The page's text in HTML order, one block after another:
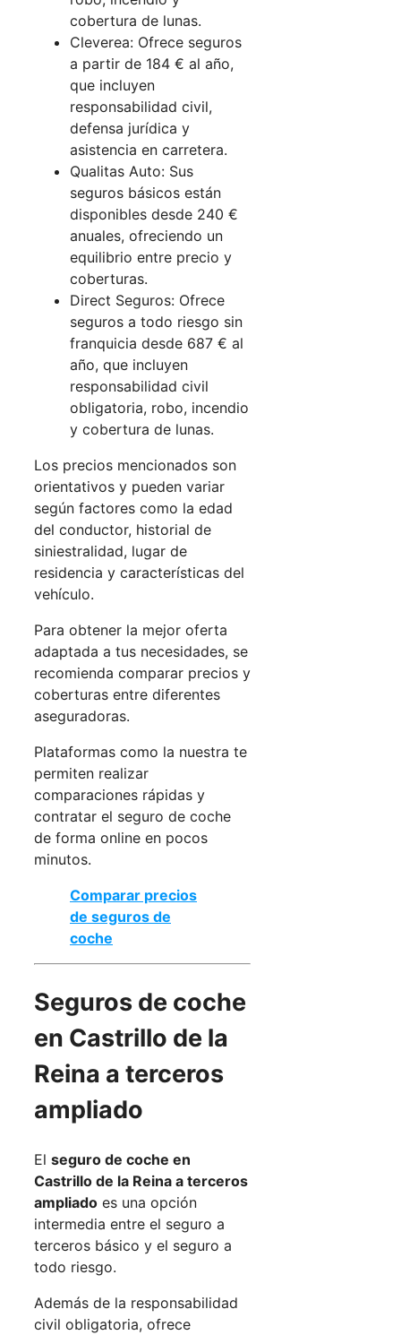
cobertura de lunas.
Cleverea: Ofrece seguros
a partir de 184 € al año,
que incluyen
responsabilidad civil,
defensa jurídica y
asistencia en carretera.
Qualitas Auto: Sus
seguros básicos están
disponibles desde 240 €
anuales, ofreciendo un
equilibrio entre precio y
coberturas.
Direct Seguros: Ofrece
seguros a todo riesgo sin
franquicia desde 687 € al
año, que incluyen
responsabilidad civil
obligatoria, robo, incendio
y cobertura de lunas.
Los precios mencionados son
orientativos y pueden variar
según factores como la edad
del conductor, historial de
siniestralidad, lugar de
residencia y características del
vehículo.
Para obtener la mejor oferta
adaptada a tus necesidades, se
recomienda comparar precios y
coberturas entre diferentes
aseguradoras.
Plataformas como la nuestra te
permiten realizar
comparaciones rápidas y
contratar el seguro de coche
de forma online en pocos
minutos.
Comparar precios
de seguros de
coche
Seguros de coche
en Castrillo de la
Reina a terceros
ampliado
El seguro de coche en
Castrillo de la Reina a terceros
ampliado es una opción
intermedia entre el seguro a
terceros básico y el seguro a
todo riesgo.
Además de la responsabilidad
civil obligatoria, ofrece